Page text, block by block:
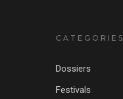
CATEGORIES
Dossiers
Festivals